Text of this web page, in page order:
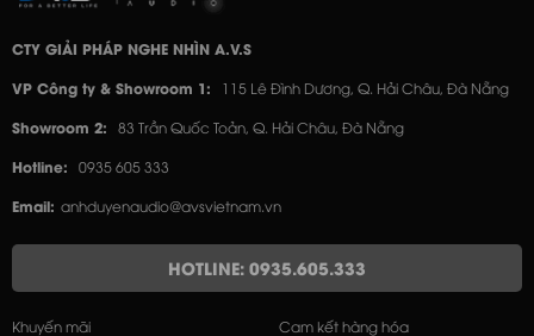
CTY GIẢI PHÁP NGHE NHÌN A.V.S
VP Công ty & Showroom 1: 115 Lê Đình Dương, Q. Hải Châu, Đà Nẵng
Showroom 2: 83 Trần Quốc Toản, Q. Hải Châu, Đà Nẵng
Hotline: 0935 605 333
Email: anhduyenaudio@avsvietnam.vn
HOTLINE: 0935.605.333
Khuyến mãi Cam kết hàng hóa